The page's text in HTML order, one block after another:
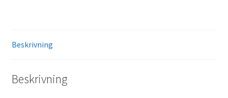
Beskrivning
Beskrivning